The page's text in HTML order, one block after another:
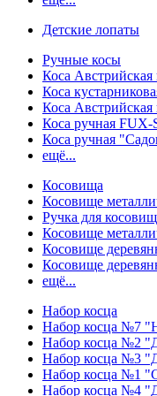
Детские лопаты
Ручные косы
Коса
Коса
Коса
Коса ручная FUX-
Коса ручная
ещё...
Косовища
Косовище
Ручка для
Косовище
Косовище
Косовище
ещё...
Набор косца
Набор косца №7
Набор косца №2
Набор косца №3
Набор косца №1
Набор косца №4